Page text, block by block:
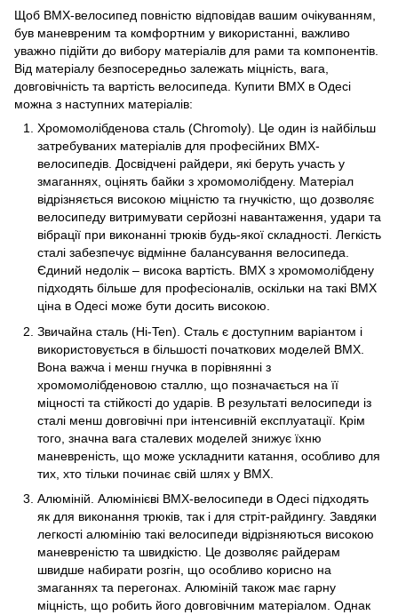
Щоб BMX-велосипед повністю відповідав вашим очікуванням,
був маневреним та комфортним у використанні, важливо
уважно підійти до вибору матеріалів для рами та компонентів.
Від матеріалу безпосередньо залежать міцність, вага,
довговічність та вартість велосипеда. Купити BMX в Одесі
можна з наступних матеріалів:
Хромомолібденова сталь (Chromoly). Це один із найбільш
затребуваних матеріалів для професійних BMX-
велосипедів. Досвідчені райдери, які беруть участь у
змаганнях, оцінять байки з хромомолібдену. Матеріал
відрізняється високою міцністю та гнучкістю, що дозволяє
велосипеду витримувати серйозні навантаження, удари та
вібрації при виконанні трюків будь-якої складності. Легкість
сталі забезпечує відмінне балансування велосипеда.
Єдиний недолік – висока вартість. BMX з хромомолібдену
підходять більше для професіоналів, оскільки на такі BMX
ціна в Одесі може бути досить високою.
Звичайна сталь (Hi-Ten). Сталь є доступним варіантом і
використовується в більшості початкових моделей BMX.
Вона важча і менш гнучка в порівнянні з
хромомолібденовою сталлю, що позначається на її
міцності та стійкості до ударів. В результаті велосипеди із
сталі менш довговічні при інтенсивній експлуатації. Крім
того, значна вага сталевих моделей знижує їхню
маневреність, що може ускладнити катання, особливо для
тих, хто тільки починає свій шлях у BMX.
Алюміній. Алюмінієві BMX-велосипеди в Одесі підходять
як для виконання трюків, так і для стріт-райдингу. Завдяки
легкості алюмінію такі велосипеди відрізняються високою
маневреністю та швидкістю. Це дозволяє райдерам
швидше набирати розгін, що особливо корисно на
змаганнях та перегонах. Алюміній також має гарну
міцність, що робить його довговічним матеріалом. Однак